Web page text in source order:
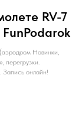
RV-7
Новинки,
онлайн!